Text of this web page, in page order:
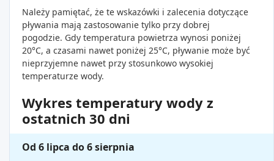
Należy pamiętać, że te wskazówki i zalecenia dotyczące
pływania mają zastosowanie tylko przy dobrej
pogodzie. Gdy temperatura powietrza wynosi poniżej
20°C, a czasami nawet poniżej 25°C, pływanie może być
nieprzyjemne nawet przy stosunkowo wysokiej
temperaturze wody.
Wykres temperatury wody z
ostatnich 30 dni
Od 6 lipca do 6 sierpnia